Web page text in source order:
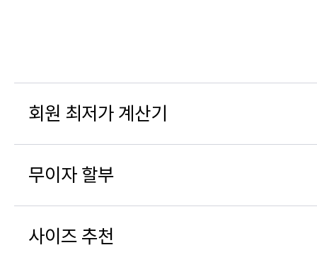
회원 최저가 계산기
무이자 할부
사이즈 추천